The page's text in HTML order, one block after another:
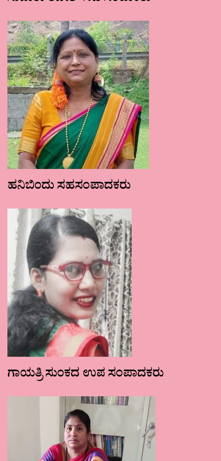
ಹನಿಬಿಂದು ಸಹಸಂಪಾದಕರು
ಗಾಯತ್ರಿ ಸುಂಕದ ಉಪ ಸಂಪಾದಕರು